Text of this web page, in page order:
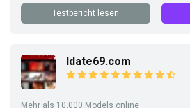
Testbericht lesen
Idate69.com
Mehr als 10.000 Models online